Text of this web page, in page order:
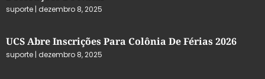
suporte dezembro 8, 2025
UCS Abre Inscrições Para Colônia De Férias 2026
suporte dezembro 8, 2025